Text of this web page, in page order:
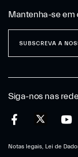
Siga-nos nas
Notas legais, Lei de
Mantenha-se em
SUBSCREVA A